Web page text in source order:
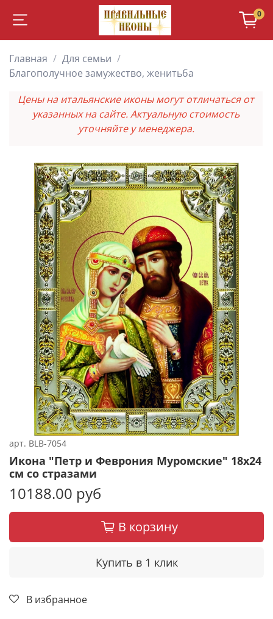
0
Главная
Для семьи
Благополучное замужество, женитьба
Цены на итальянские иконы могут отличаться от
указанных на сайте. Актуальную стоимость
уточняйте у менеджера.
арт. BLВ-7054
Икона "Петр и Феврония Муромские" 18x24
см со стразами
10188.00 руб
В корзину
Купить в 1 клик
В избранное